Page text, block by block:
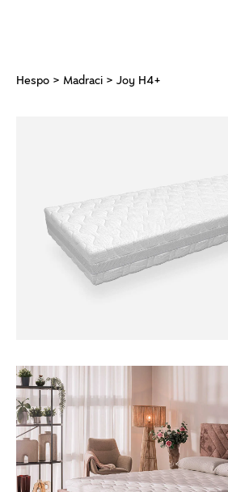
Hespo > Madraci > Joy H4+